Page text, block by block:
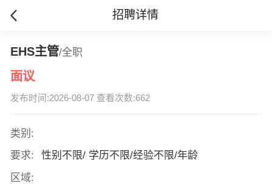
招聘详情
EHS主管/全职
面议
发布时间:2026-08-07 查看次数:662
类别:
要求:
性别不限/ 学历不限/经验不限/年龄
区域: